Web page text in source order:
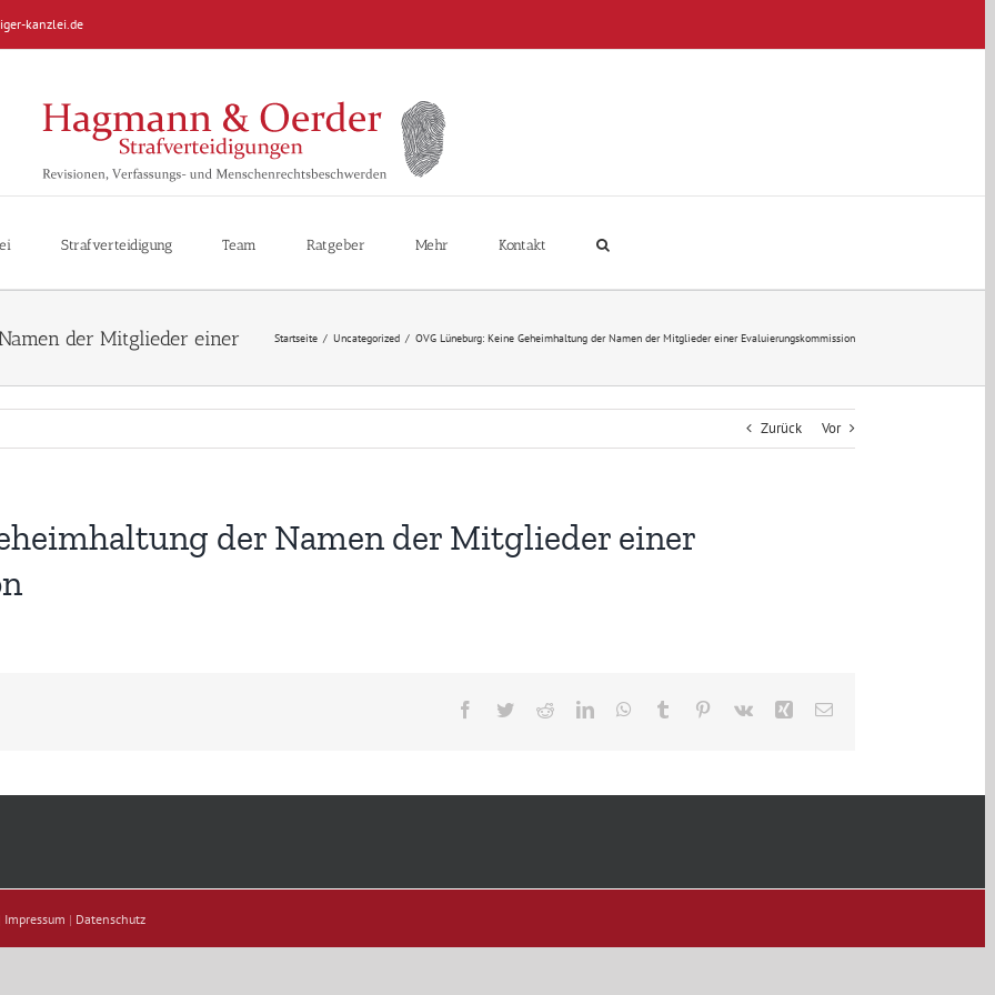
kanzlei.de
Strafverteidigung Team Ratgeber Mehr Kontakt
Startseite / Uncategorized / OVG Lüneburg: Keine Geheimhaltung der Namen der Mitglieder einer Evaluierungskommission
Zurück Vor
der Namen der Mitglieder einer
Facebook
TwitterRedditLinkedInWhatsApp
Tumblr Pinterest
Vk Xing E-
Impressum | Datenschutz